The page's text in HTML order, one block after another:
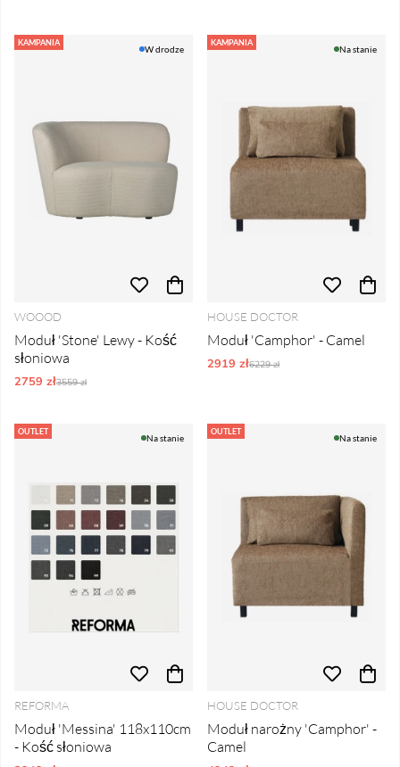
KAMPANIA
W drodze
WOOOD
Moduł 'Stone' Lewy - Kość
słoniowa
2759 złOrdynarne ceny:
3559 zł
KAMPANIA
Na stanie
HOUSE DOCTOR
Moduł 'Camphor' - Camel
2919 złOrdynarne ceny:
6229 zł
OUTLET
Na stanie
REFORMA
Moduł 'Messina' 118x110cm
- Kość słoniowa
OUTLET
Na stanie
HOUSE DOCTOR
Moduł narożny 'Camphor' -
Camel